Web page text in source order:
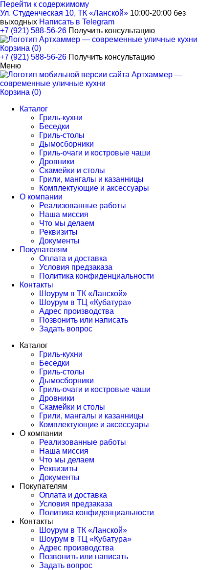
Перейти к содержимому
Ул. Студенческая 10, ТК «Ланской» 10:00-20:00 без
выходных Написать в Telegram
+7 (921) 588-56-26 Получить консультацию
Корзина (0)
+7 (921) 588-56-26 Получить консультацию
Меню
Корзина (0)
Каталог
Гриль-кухни
Беседки
Гриль-столы
Дымосборники
Гриль-очаги и костровые чаши
Дровники
Скамейки и столы
Грили, мангалы и казанницы
Комплектующие и аксессуары
О компании
Реализованные работы
Наша миссия
Что мы делаем
Реквизиты
Документы
Покупателям
Оплата и доставка
Условия предзаказа
Политика конфиденциальности
Контакты
Шоурум в ТК «Ланской»
Шоурум в ТЦ «Кубатура»
Адрес производства
Позвонить или написать
Задать вопрос
Каталог
Гриль-кухни
Беседки
Гриль-столы
Дымосборники
Гриль-очаги и костровые чаши
Дровники
Скамейки и столы
Грили, мангалы и казанницы
Комплектующие и аксессуары
О компании
Реализованные работы
Наша миссия
Что мы делаем
Реквизиты
Документы
Покупателям
Оплата и доставка
Условия предзаказа
Политика конфиденциальности
Контакты
Шоурум в ТК «Ланской»
Шоурум в ТЦ «Кубатура»
Адрес производства
Позвонить или написать
Задать вопрос